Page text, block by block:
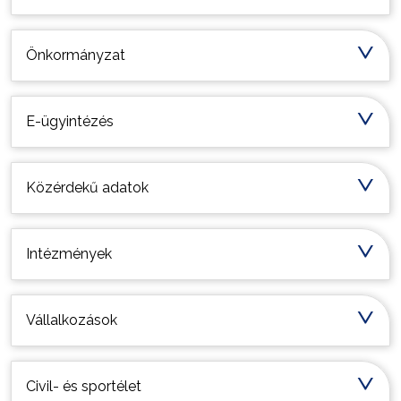
Önkormányzat
E-ügyintézés
Közérdekű adatok
Intézmények
Vállalkozások
Civil- és sportélet